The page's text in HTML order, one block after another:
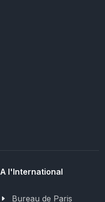
A l'International
Bureau de Paris